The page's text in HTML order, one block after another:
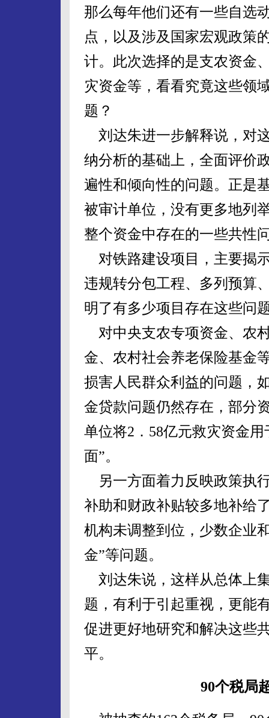
那么每年他们还有一些自
点，以及涉及国家宏观政策
计。此次选择的是支农资金
灾资金等，看看究竟这些领
题？
刘达朱进一步解释说，对
纳分析的基础上，全面评价
遍性和倾向性的问题。正是
被审计单位，没有更多地列
整个资金中存在的一些共性
对铁路建设项目，主要揭
违规转分包工程、多列预算
明了有多少项目存在这些问
对中央支农专项资金、农
金、农村社会养老保险基金
损害人民群众利益的问题，
金贷款问题仍然存在，部分
单位将2．58亿元救灾资金
面”。
另一方面着力反映政策执
补助和财政补贴较多地补给
机构未调整到位，少数企业
金”等问题。
刘达朱说，这样从总体上
题，有利于引起重视，更能
促进更好地研究和解决这些
平。
90个税局